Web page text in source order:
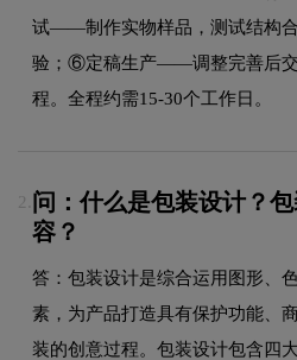
试——制作实物样品，测试结构
验；⑥定稿生产——调整完善后交
程。全程约需15-30个工作日。
2. 问：什么是包装设计？
容？
答：包装设计是综合运用图形、
素，为产品打造具有保护功能、
装的创意过程。包装设计包含四